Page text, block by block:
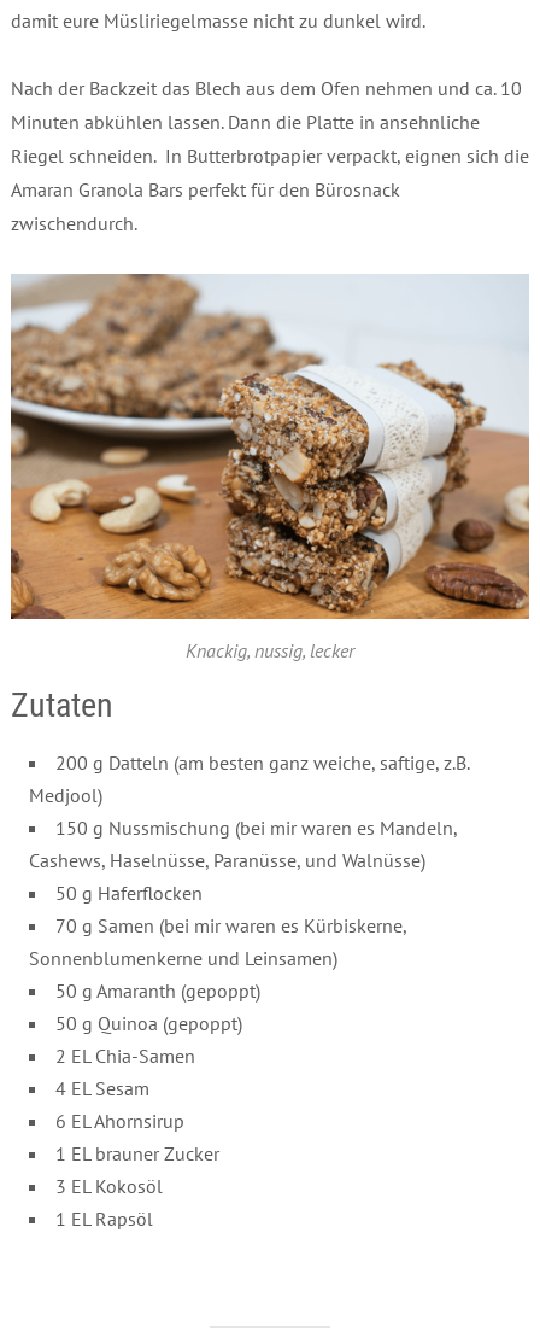
damit eure Müsliriegelmasse nicht zu dunkel wird.
Nach der Backzeit das Blech aus dem Ofen nehmen und ca. 10
Minuten abkühlen lassen. Dann die Platte in ansehnliche
Riegel schneiden. In Butterbrotpapier verpackt, eignen sich die
Amaran Granola Bars perfekt für den Bürosnack
zwischendurch.
Knackig, nussig, lecker
Zutaten
200 g Datteln (am besten ganz weiche, saftige, z.B.
Medjool)
150 g Nussmischung (bei mir waren es Mandeln,
Cashews, Haselnüsse, Paranüsse, und Walnüsse)
50 g Haferflocken
70 g Samen (bei mir waren es Kürbiskerne,
Sonnenblumenkerne und Leinsamen)
50 g Amaranth (gepoppt)
50 g Quinoa (gepoppt)
2 EL Chia-Samen
4 EL Sesam
6 EL Ahornsirup
1 EL brauner Zucker
3 EL Kokosöl
1 EL Rapsöl